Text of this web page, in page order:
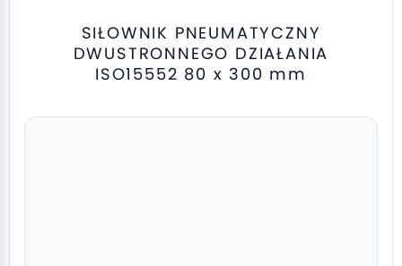
SIŁOWNIK PNEUMATYCZNY
DWUSTRONNEGO DZIAŁANIA
ISO15552 80 x 300 mm